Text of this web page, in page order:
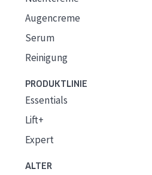
Augencreme
Serum
Reinigung
PRODUKTLINIE
Essentials
Lift+
Expert
ALTER